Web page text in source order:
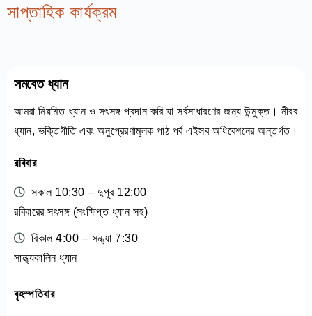
সাপ্তাহিক কার্যক্রম
সমবেত ধ্যান
আমরা নিয়মিত ধ্যান ও সৎসঙ্গ প্রদান করি যা সর্বসাধারণের জন্য উন্মুক্ত। নীরব
ধ্যান, ভক্তিগীতি এবং অনুপ্রেরণামূলক পাঠ পর্ব এইসব অধিবেশনের অন্তর্গত।
রবিবার
সকাল 10:30 – দুপুর 12:00
রবিবারের সৎসঙ্গ (সংক্ষিপ্ত ধ্যান সহ)
বিকাল 4:00 – সন্ধ্যা 7:30
সান্ধ্যকালিন ধ্যান
বৃহস্পতিবার